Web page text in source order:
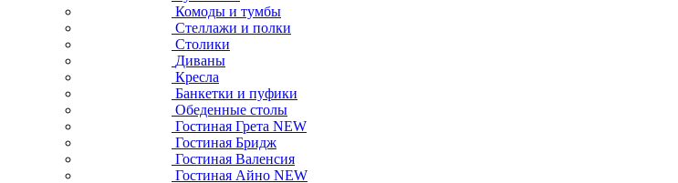
Комоды и тумбы
Стеллажи и полки
Столики
Диваны
Кресла
Банкетки и пуфики
Обеденные столы
Гостиная Грета NEW
Гостиная Бридж
Гостиная Валенсия
Гостиная Айно NEW